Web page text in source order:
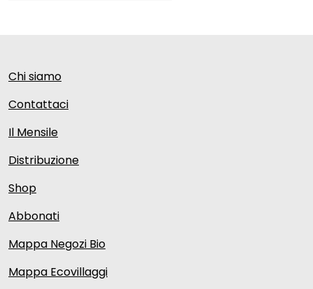
Chi siamo
Contattaci
Il Mensile
Distribuzione
Shop
Abbonati
Mappa Negozi Bio
Mappa Ecovillaggi